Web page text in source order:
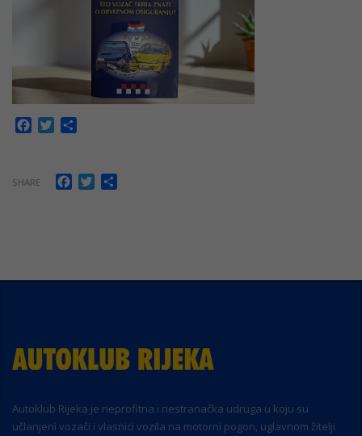
Facebook
Twitter
SHARE Facebook
Twitter
Autoklub Rijeka je neprofitna i nestranačka udruga u koju su
učlanjeni vozači i vlasnici vozila na motorni pogon, uglavnom žitelji